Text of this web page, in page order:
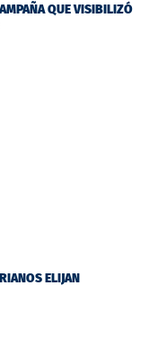
QUE VISIBILIZÓ
ELIJAN